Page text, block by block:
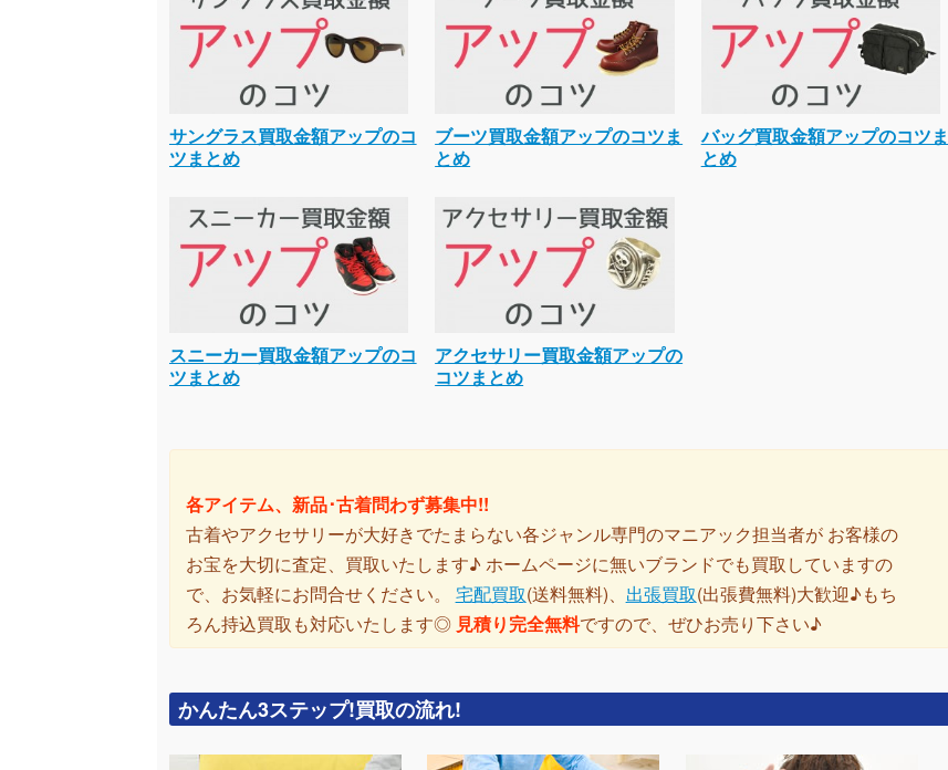
サングラス買取金額アップのコ
ツまとめ
ブーツ買取金額アップのコツま
とめ
バッグ買取金額アップのコツま
とめ
スニーカー買取金額アップのコ
ツまとめ
アクセサリー買取金額アップの
コツまとめ
各アイテム、新品･古着問わず募集中!!
古着やアクセサリーが大好きでたまらない各ジャンル専門のマニアック担当者が お客様の
お宝を大切に査定、買取いたします♪ ホームページに無いブランドでも買取していますの
で、お気軽にお問合せください。 宅配買取(送料無料)、 出張買取(出張費無料)大歓迎♪もち
ろん持込買取も対応いたします◎ 見積り完全無料ですので、ぜひお売り下さい♪
かんたん3ステップ!買取の流れ!